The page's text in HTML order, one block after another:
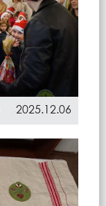
2025.12.06